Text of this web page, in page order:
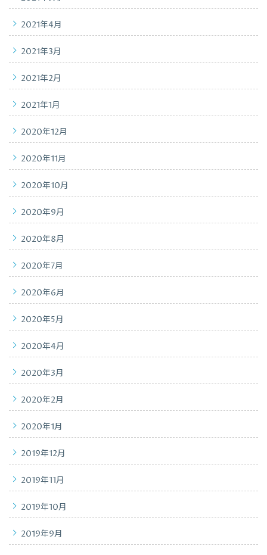
2021年4月
2021年3月
2021年2月
2021年1月
2020年12月
2020年11月
2020年10月
2020年9月
2020年8月
2020年7月
2020年6月
2020年5月
2020年4月
2020年3月
2020年2月
2020年1月
2019年12月
2019年11月
2019年10月
2019年9月